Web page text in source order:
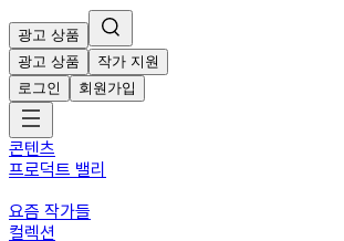
광고 상품
광고 상품
작가 지원
로그인
회원가입
콘텐츠
프로덕트 밸리
요즘 작가들
컬렉션